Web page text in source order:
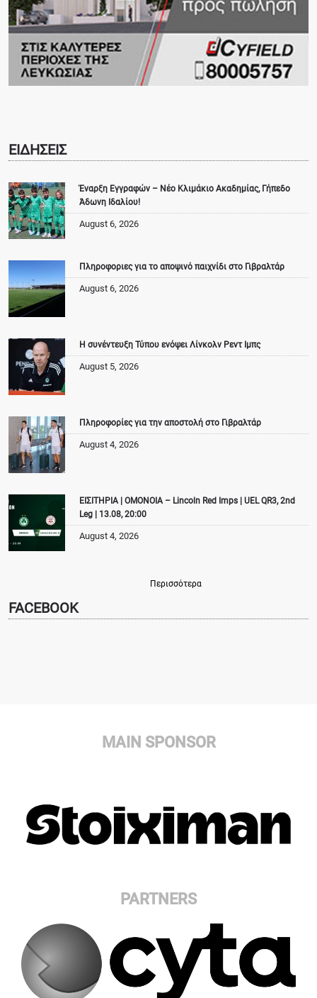
ΕΙΔΗΣΕΙΣ
Έναρξη Εγγραφών – Νέο Κλιμάκιο Ακαδημίας, Γήπεδο
Άδωνη Ιδαλίου!
August 6, 2026
Πληροφοριες για το αποψινό παιχνίδι στο Γιβραλτάρ
August 6, 2026
Η συνέντευξη Τύπου ενόψει Λίνκολν Ρεντ Ιμπς
August 5, 2026
Πληροφορίες για την αποστολή στο Γιβραλτάρ
August 4, 2026
ΕΙΣΙΤΗΡΙΑ | ΟΜΟΝΟΙΑ – Lincoln Red Imps | UEL QR3, 2nd
Leg | 13.08, 20:00
August 4, 2026
Περισσότερα
FACEBOOK
MAIN SPONSOR
PARTNERS